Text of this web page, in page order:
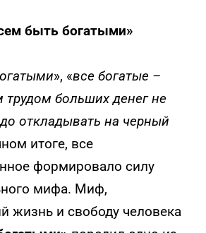
быть богатыми»
», «все богатые –
трудом больших денег не
откладывать на черный
итоге, все
фор­мировало силу
мифа. Миф,
жизнь и свободу человека